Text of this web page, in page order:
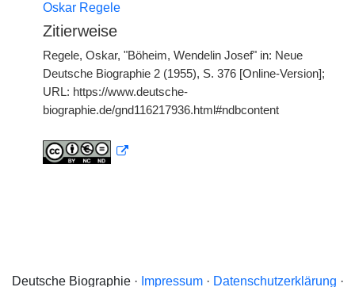
Oskar Regele
Zitierweise
Regele, Oskar, "Böheim, Wendelin Josef" in: Neue
Deutsche Biographie 2 (1955), S. 376 [Online-Version];
URL: https://www.deutsche-
biographie.de/gnd116217936.html#ndbcontent
Deutsche Biographie · Impressum· Datenschutzerklärung ·